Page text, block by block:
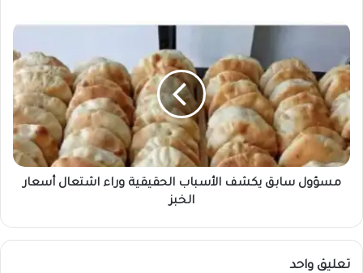
مسؤول
يكشف
الأسباب
الحقيقية
وراء
اشتعال
أسعار
الخبز
مسؤول سابق يكشف الأسباب الحقيقية وراء اشتعال أسعار
الخبز
تعليق واحد